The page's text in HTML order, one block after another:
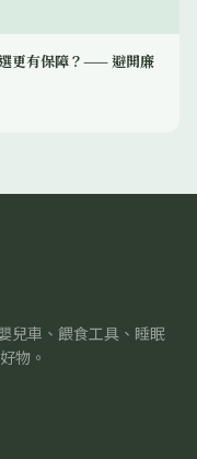
更有保障？—— 避開廉
兒車、餵食工具、睡眠
物。